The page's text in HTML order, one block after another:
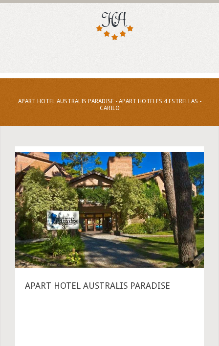
APART HOTEL AUSTRALIS PARADISE - APART HOTELES 4 ESTRELLAS -
CARILO
APART HOTEL AUSTRALIS PARADISE